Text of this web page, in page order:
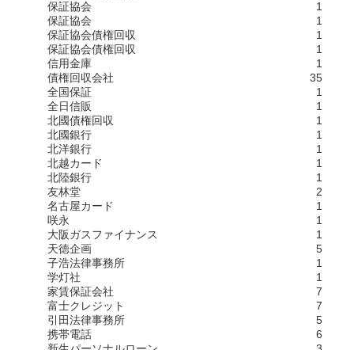
保証協会
1
保証協会
1
保証協会債権回収
1
保証協会債権回収
1
信用金庫
1
債権回収会社
35
全国保証
1
全日信販
1
北國債権回収
1
北國銀行
1
北洋銀行
1
北越カード
1
北陸銀行
1
友林堂
2
名古屋カード
1
咲永
1
大阪ガスファイナンス
1
天徳企画
5
子浩法律事務所
1
学灯社
1
家賃保証会社
7
富士クレジット
7
引田法律事務所
5
携帯電話
6